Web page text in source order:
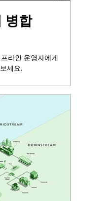
병합
라인 운영자에게
세요.